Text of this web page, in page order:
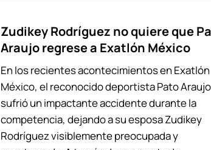
Zudikey Rodríguez no quiere que
Araujo regrese a Exatlón México
En los recientes acontecimientos en Exatlón
México, el reconocido deportista Pato Araujo
sufrió un impactante accidente durante la
competencia, dejando a su esposa Zudikey
Rodríguez visiblemente preocupada y